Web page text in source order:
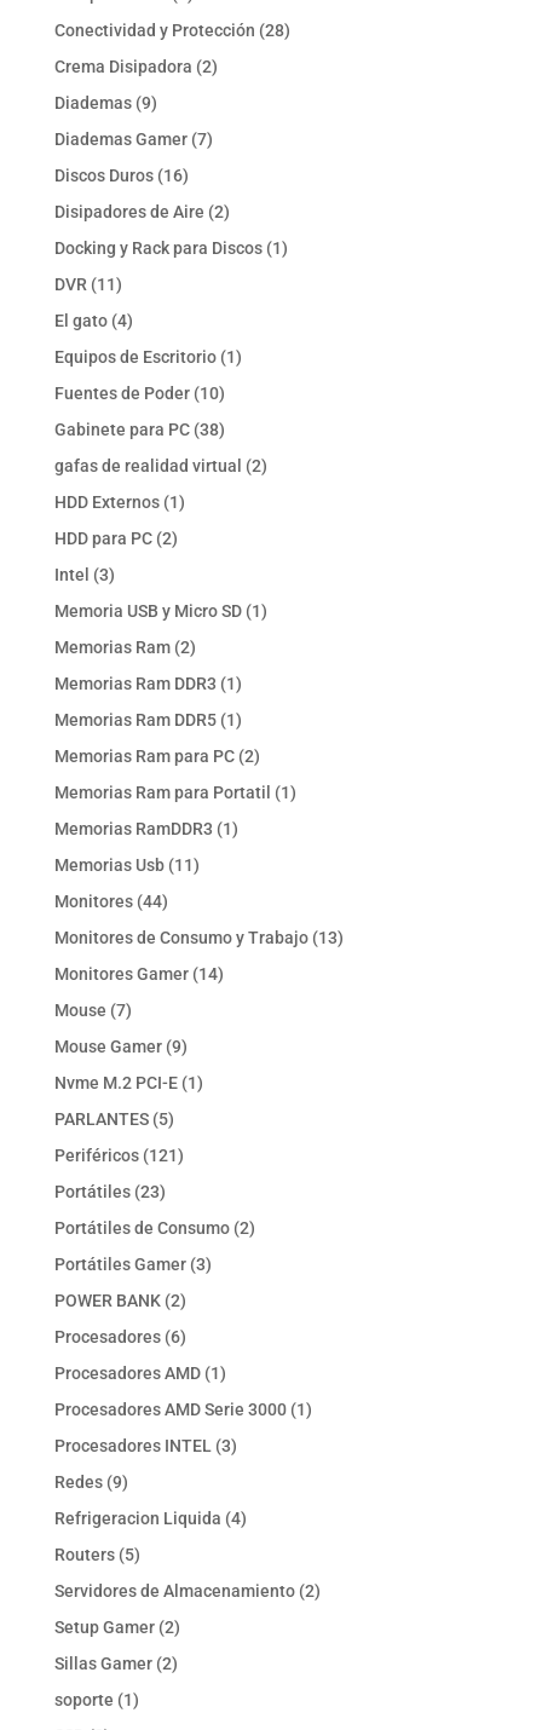
productos
Conectividad y Protección 2828
Crema Disipadora 22
Diademas 99
productos
Diademas Gamer 77
Discos Duros 1616
productos
Disipadores de Aire 22
productos
Docking y Rack para Discos 11
DVR 1111
productos
El gato 44
productos
Equipos de Escritorio 11
Fuentes de Poder 1010
productos
Gabinete para PC 3838
productos
gafas de realidad virtual 22
HDD Externos 11
HDD para PC 22
Intel 33
productos
Memoria USB y Micro SD 11
Memorias Ram 22
productos
Memorias Ram DDR3 11
producto
Memorias Ram DDR5 11
producto
Memorias Ram para PC 22
productos
Memorias Ram para Portatil 11
Memorias RamDDR3 11
Memorias Usb 1111
Monitores 4444
productos
Monitores de Consumo y Trabajo 1313
Monitores Gamer 1414
Mouse 77
productos
Mouse Gamer 99
productos
Nvme M.2 PCI-E 11
PARLANTES 55
productos
Periféricos 121121
Portátiles 2323
productos
Portátiles de Consumo 22
Portátiles Gamer 33
POWER BANK 22
productos
Procesadores 66
productos
Procesadores AMD 11
producto
Procesadores AMD Serie 3000 11
Procesadores INTEL 33
Redes 99
productos
Refrigeracion Liquida 44
Routers 55
productos
Servidores de Almacenamiento 22
Setup Gamer 22
productos
Sillas Gamer 22
soporte 11